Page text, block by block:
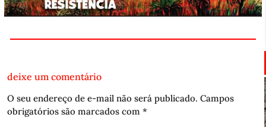
deixe um comentário
O seu endereço de e-mail não será publicado. Campos
obrigatórios são marcados com *